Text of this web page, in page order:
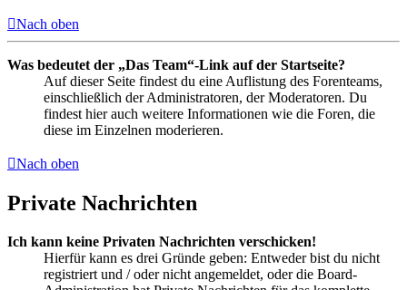
Nach oben
Was bedeutet der „Das Team“-Link auf der Startseite?
Auf dieser Seite findest du eine Auflistung des Forenteams,
einschließlich der Administratoren, der Moderatoren. Du
findest hier auch weitere Informationen wie die Foren, die
diese im Einzelnen moderieren.
Nach oben
Private Nachrichten
Ich kann keine Privaten Nachrichten verschicken!
Hierfür kann es drei Gründe geben: Entweder bist du nicht
registriert und / oder nicht angemeldet, oder die Board-